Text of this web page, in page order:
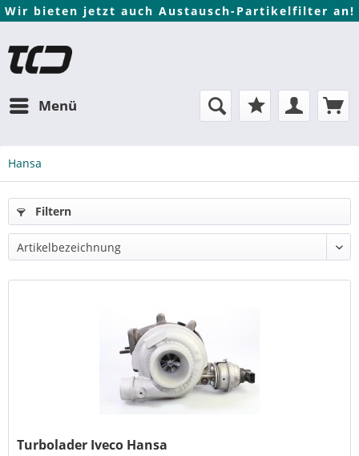
Wir bieten jetzt auch Austausch-Partikelfilter an!
Menü
Hansa
Filtern
Turbolader Iveco Hansa